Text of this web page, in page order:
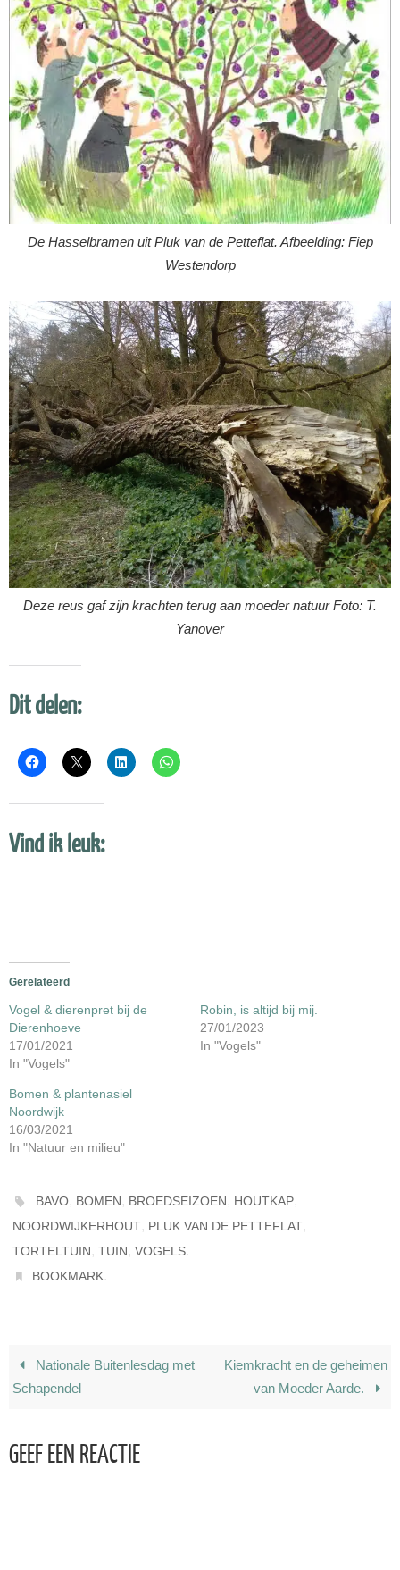
De Hasselbramen uit Pluk van de Petteflat. Afbeelding: Fiep
Westendorp
Deze reus gaf zijn krachten terug aan moeder natuur Foto: T.
Yanover
Dit delen:
Vind ik leuk:
Gerelateerd
Vogel & dierenpret bij de
Dierenhoeve
17/01/2021
In "Vogels"
Robin, is altijd bij mij.
27/01/2023
In "Vogels"
Bomen & plantenasiel
Noordwijk
16/03/2021
In "Natuur en milieu"
BAVO, BOMEN, BROEDSEIZOEN, HOUTKAP,
NOORDWIJKERHOUT, PLUK VAN DE PETTEFLAT,
TORTELTUIN, TUIN, VOGELS.
BOOKMARK.
Nationale Buitenlesdag met
Schapendel
Kiemkracht en de geheimen
van Moeder Aarde.
GEEF EEN REACTIE